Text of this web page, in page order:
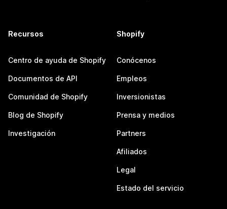
Recursos
Centro de ayuda de Shopify
Documentos de API
Comunidad de Shopify
Blog de Shopify
Investigación
Shopify
Conócenos
Empleos
Inversionistas
Prensa y medios
Partners
Afiliados
Legal
Estado del servicio